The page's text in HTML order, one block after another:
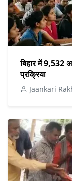
बिहार में 9,532
प्रक्रिया
Jaankari